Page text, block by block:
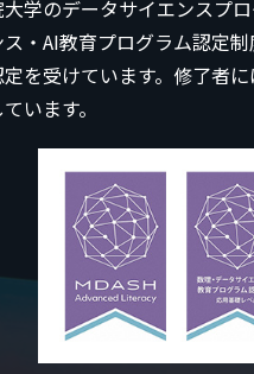
学のデータサイエンスプ
・AI教育プログラム認定
を受けています。修了者
います。